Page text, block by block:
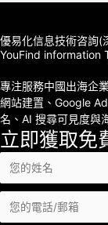
優易化信息技術咨詢(
YouFind information
專注服務中國出海企
網站建置、Google
名、AI 搜尋可見度與
立即獲取免